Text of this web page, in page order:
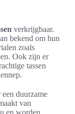
verkrijgbaar.
bekend om hun
zoals
Ook zijn er
tassen
duurzame
van
en worden